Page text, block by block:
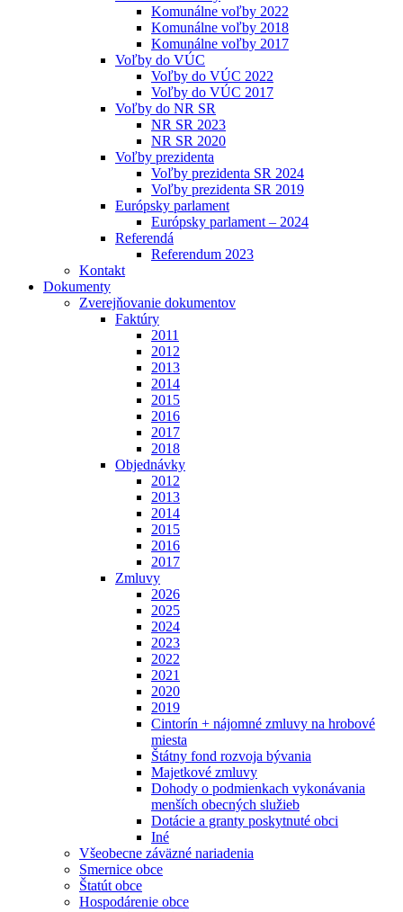
Komunálne voľby 2022
Komunálne voľby 2018
Komunálne voľby 2017
Voľby do VÚC
Voľby do VÚC 2022
Voľby do VÚC 2017
Voľby do NR SR
NR SR 2023
NR SR 2020
Voľby prezidenta
Voľby prezidenta SR 2024
Voľby prezidenta SR 2019
Európsky parlament
Európsky parlament – 2024
Referendá
Referendum 2023
Kontakt
Dokumenty
Zverejňovanie dokumentov
Faktúry
2011
2012
2013
2014
2015
2016
2017
2018
Objednávky
2012
2013
2014
2015
2016
2017
Zmluvy
2026
2025
2024
2023
2022
2021
2020
2019
Cintorín + nájomné zmluvy na hrobové
miesta
Štátny fond rozvoja bývania
Majetkové zmluvy
Dohody o podmienkach vykonávania
menších obecných služieb
Dotácie a granty poskytnuté obci
Iné
Všeobecne záväzné nariadenia
Smernice obce
Štatút obce
Hospodárenie obce